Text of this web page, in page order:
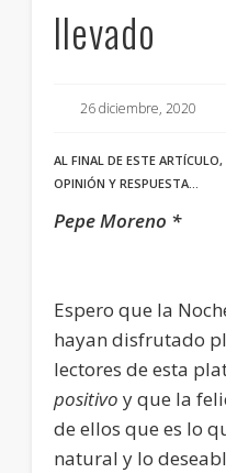
llevado
26 diciembre, 2020
AL FINAL DE ESTE
OPINIÓN Y RESPUESTA…
Pepe Moreno *
Espero que la
hayan disfrutado
lectores de esta
positivo y que la
de ellos que es lo
natural y lo